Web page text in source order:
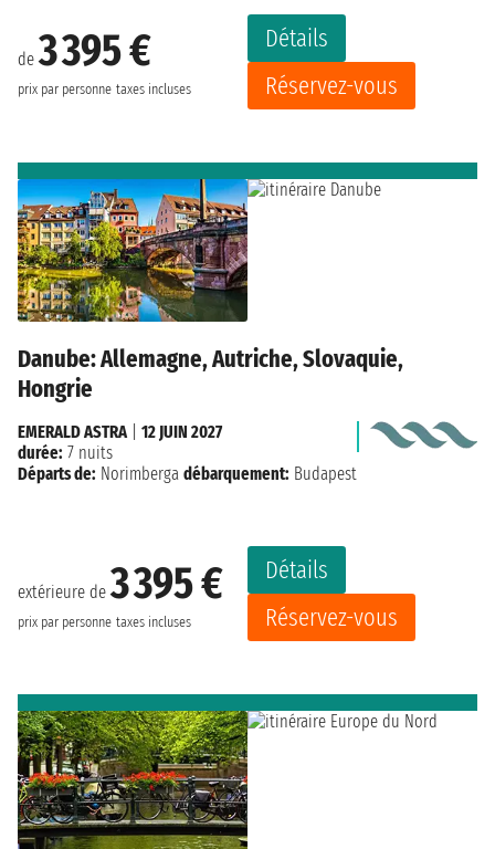
de3 395 €
prix par personne taxes incluses
Détails
Réservez-vous
Danube: Allemagne, Autriche, Slovaquie,
Hongrie
extérieure de3 395 €
prix par personne taxes incluses
Détails
Réservez-vous
EMERALD ASTRA| 12 JUIN 2027
durée: 7 nuits
Départs de: Norimberga débarquement: Budapest